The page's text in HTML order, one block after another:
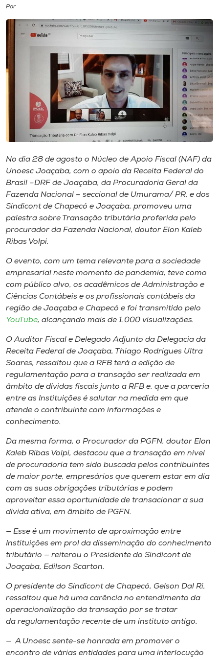
CPA
Biblioteca
Museu
Unoesc
Store
Selecione
Por
No dia 28 de agosto o Núcleo de Apoio Fiscal (NAF) da
Unoesc Joaçaba, com o apoio da Receita Federal do
Brasil –DRF de Joaçaba, da Procuradoria Geral da
Fazenda Nacional – seccional de Umurama/ PR, e dos
Sindicont de Chapecó e Joaçaba, promoveu uma
palestra sobre Transação tributária proferida pelo
procurador da Fazenda Nacional, doutor Elon Kaleb
Ribas Volpi.
O evento, com um tema relevante para a sociedade
empresarial neste momento de pandemia, teve como
com público alvo, os acadêmicos de Administração e
Ciências Contábeis e os profissionais contábeis da
região de Joaçaba e Chapecó e foi transmitido pelo
YouTube, alcançando mais de 1.000 visualizações.
O Auditor Fiscal e Delegado Adjunto da Delegacia da
Receita Federal de Joaçaba, Thiago Rodrigues Ultra
Soares, ressaltou que a RFB terá a edição de
regulamentação para a transação ser realizada em
âmbito de dívidas fiscais junto a RFB e, que a parceria
entre as Instituições é salutar na medida em que
atende o contribuinte com informações e
conhecimento.
Da mesma forma, o Procurador da PGFN, doutor Elon
Kaleb Ribas Volpi, destacou que a transação em nível
de procuradoria tem sido buscada pelos contribuintes
de maior porte, empresários que querem estar em dia
com as suas obrigações tributárias e podem
aproveitar essa oportunidade de transacionar a sua
dívida ativa, em âmbito de PGFN.
— Esse é um movimento de aproximação entre
Instituições em prol da disseminação do conhecimento
tributário — reiterou o Presidente do Sindicont de
Joaçaba, Edilson Scarton.
O presidente do Sindicont de Chapecó, Gelson Dal Ri,
ressaltou que há uma carência no entendimento da
operacionalização da transação por se tratar
da regulamentação recente de um instituto antigo.
— A Unoesc sente-se honrada em promover o
encontro de várias entidades para uma interlocução